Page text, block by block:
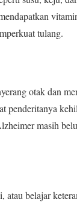
tulang.
otak dan
penderitanya
masih
atau belajar